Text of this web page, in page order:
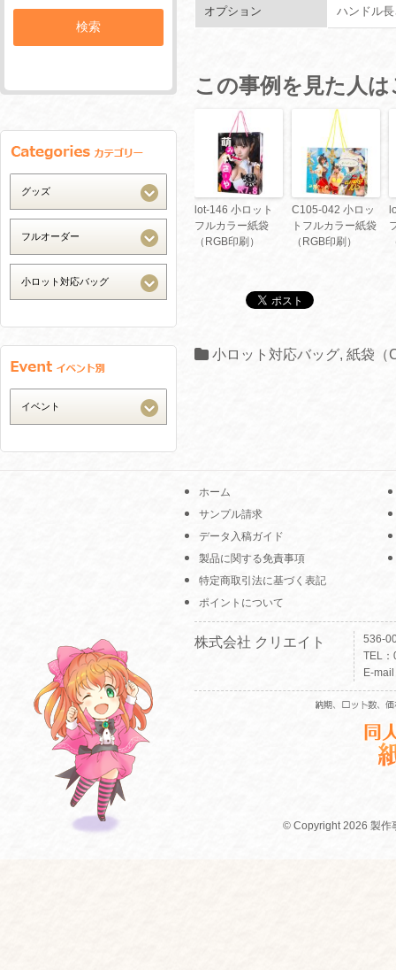
オプション ハンドル
この事例を見た人
lot-146 小ロット
フルカラー紙袋
（RGB印刷）
C105-042 小ロッ
トフルカラー紙袋
（RGB印刷）
小ロット対応バッグ, 紙袋（
ホーム
サンプル請求
データ入稿ガイド
製品に関する免責事項
特定商取引法に基づく表記
ポイントについて
株式会社 クリエイト
536-
TEL
E-
© Copyright 2026 製作